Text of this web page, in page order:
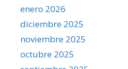
enero 2026
diciembre 2025
noviembre 2025
octubre 2025